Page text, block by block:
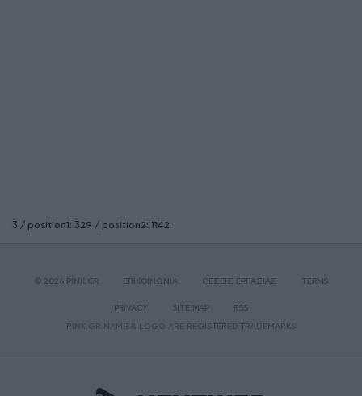
3 / position1: 329 / position2: 1142
© 2026 PINK.GR ΕΠΙΚΟΙΝΩΝΙΑ ΘΕΣΕΙΣ ΕΡΓΑΣΙΑΣ TERMS
PRIVACY SITE MAP
RSS
PINK.GR NAME & LOGO ARE REGISTERED TRADEMARKS